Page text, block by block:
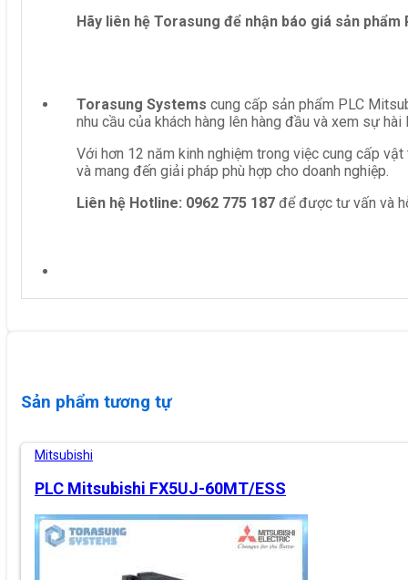
Hãy liên hệ Torasung để nhận báo giá sản phẩm
Torasung Systems cung cấp sản phẩm PLC
nhu cầu của khách hàng lên hàng đầu và xem sự
Với hơn 12 năm kinh nghiệm trong việc cung cấp
và mang đến giải pháp phù hợp cho doanh nghiệp.
Liên hệ Hotline: 0962 775 187 để được tư vấn và
Sản phẩm tương tự
Mitsubishi
PLC Mitsubishi FX5UJ-60MT/ESS